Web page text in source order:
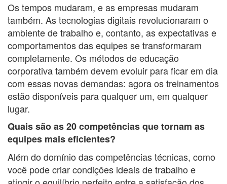
Os tempos mudaram, e as empresas mudaram
também. As tecnologias digitais revolucionaram o
ambiente de trabalho e, contanto, as expectativas e
comportamentos das equipes se transformaram
completamente. Os métodos de educação
corporativa também devem evoluir para ficar em dia
com essas novas demandas: agora os treinamentos
estão disponíveis para qualquer um, em qualquer
lugar.
Quais são as 20 competências que tornam as
equipes mais eficientes?
Além do domínio das competências técnicas, como
você pode criar condições ideais de trabalho e